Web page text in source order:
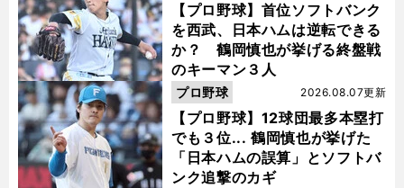
【プロ野球】首位ソフトバンク
を西武、日本ハムは逆転できる
か？ 鶴岡慎也が挙げる終盤戦
のキーマン３人
【プロ野球】12球団最多本塁打
でも３位... 鶴岡慎也が挙げた
「日本ハムの誤算」とソフトバ
ンク追撃のカギ
2026.08.07更新
プロ野球